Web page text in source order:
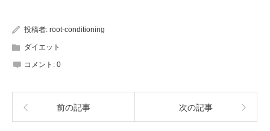
投稿者: root-conditioning
ダイエット
コメント: 0
前の記事 次の記事